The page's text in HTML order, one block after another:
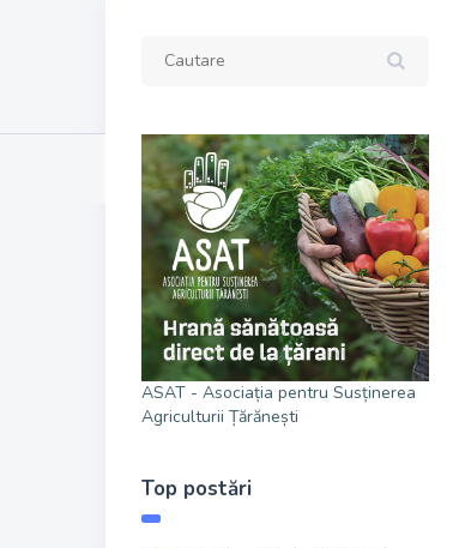
ASAT - Asociația pentru Susținerea
Agriculturii Țărănești
Top postări